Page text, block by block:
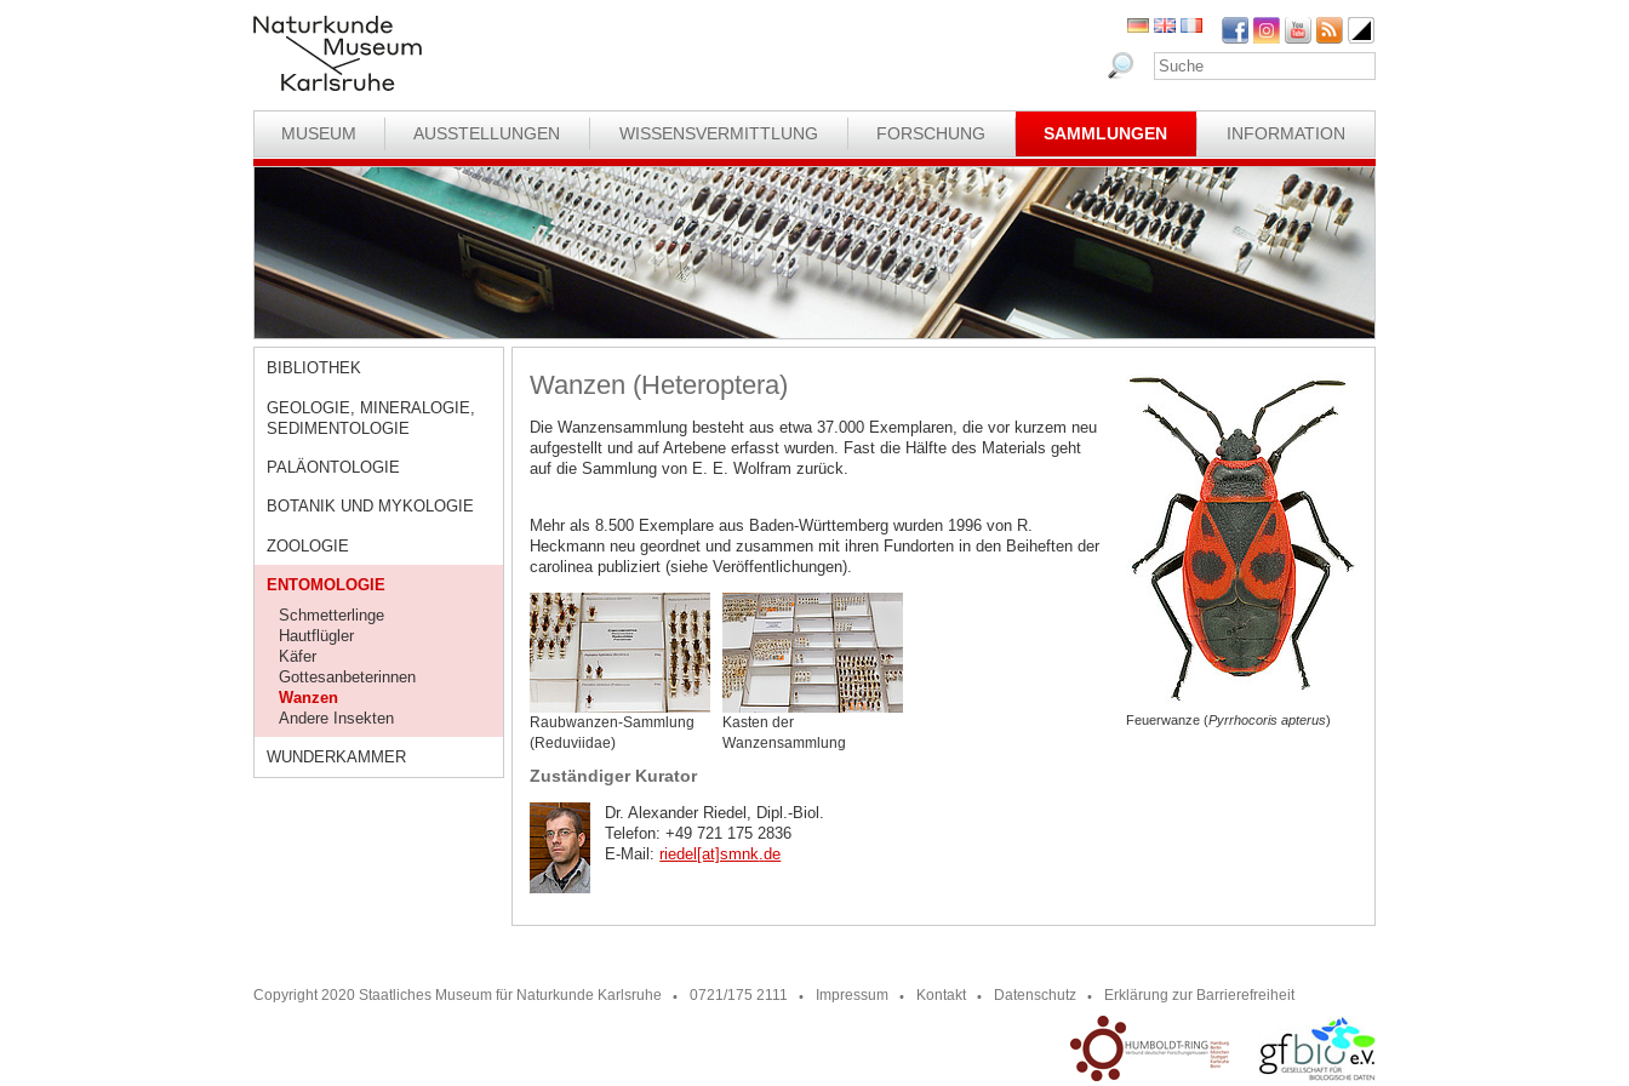
MUSEUM AUSSTELLUNGEN WISSENSVERMITTLUNG FORSCHUNG SAMMLUNGEN INFORMATION
BIBLIOTHEK
GEOLOGIE, MINERALOGIE,
SEDIMENTOLOGIE
PALÄONTOLOGIE
BOTANIK UND MYKOLOGIE
ZOOLOGIE
ENTOMOLOGIE
Schmetterlinge
Hautflügler
Käfer
Gottesanbeterinnen
Wanzen
Andere Insekten
WUNDERKAMMER
Wanzen (Heteroptera)
Die Wanzensammlung besteht aus etwa 37.000 Exemplaren, die vor kurzem neu
aufgestellt und auf Artebene erfasst wurden. Fast die Hälfte des Materials geht
auf die Sammlung von E. E. Wolfram zurück.
Mehr als 8.500 Exemplare aus Baden-Württemberg wurden 1996 von R.
Heckmann neu geordnet und zusammen mit ihren Fundorten in den Beiheften der
carolinea publiziert (siehe Veröffentlichungen).
Raubwanzen-Sammlung
(Reduviidae)
Kasten der
Wanzensammlung
Zuständiger Kurator
Dr. Alexander Riedel, Dipl.-Biol.
Telefon: +49 721 175 2836
E-Mail:riedel[at]smnk .de
Feuerwanze (Pyrrhocoris apterus)
Copyright 2020 Staatliches Museum für Naturkunde Karlsruhe 0721/175 2111 Impressum Kontakt Datenschutz Erklärung zur Barrierefreiheit